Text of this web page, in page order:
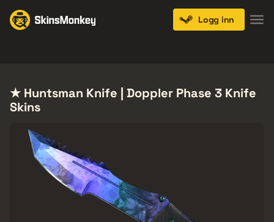
Logg inn
★ Huntsman Knife | Doppler Phase 3 Knife
Skins